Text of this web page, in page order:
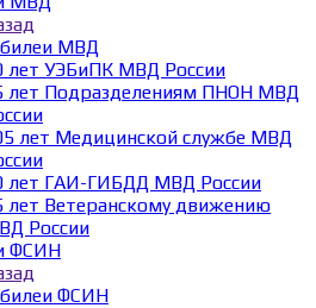
МВД
лет УЭБиПК МВД России
лет Подразделениям ПНОН МВД
лет Медицинской службе МВД
лет ГАИ-ГИБДД МВД России
лет Ветеранскому движению
России
ФСИН
ФСИН